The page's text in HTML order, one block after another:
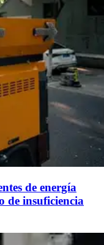
de energía
de insuficiencia